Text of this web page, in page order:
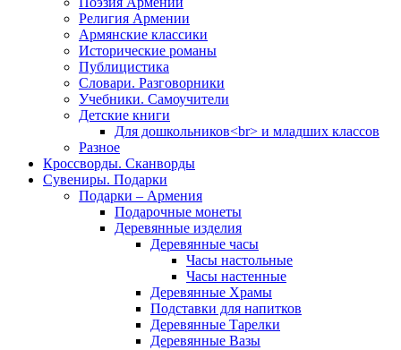
Религия Армении
Армянские классики
Исторические романы
Публицистика
Словари. Разговорники
Учебники. Самоучители
Детские книги
Для дошкольников<br> и младших классов
Разное
Кроссворды. Сканворды
Сувениры. Подарки
Подарки – Армения
Подарочные монеты
Деревянные изделия
Деревянные часы
Часы настольные
Часы настенные
Деревянные Храмы
Подставки для напитков
Деревянные Тарелки
Деревянные Вазы